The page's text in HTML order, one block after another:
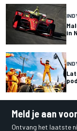
in
Meld je aan
Ontvang het laatste